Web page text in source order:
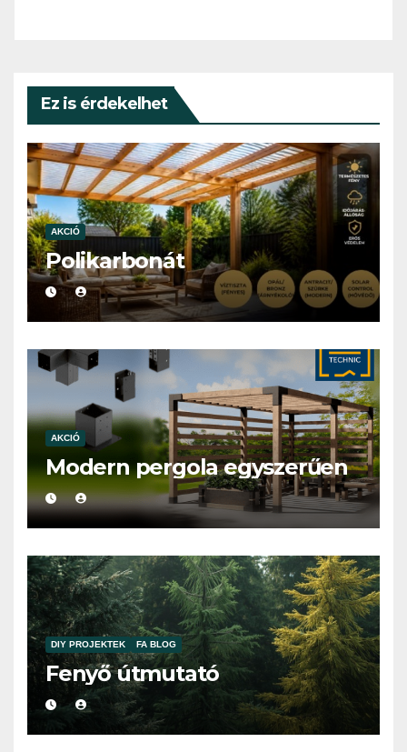
Ez is érdekelhet
AKCIÓ
Polikarbonát
AKCIÓ
Modern pergola egyszerűen
DIY PROJEKTEK FA BLOG
Fenyő útmutató